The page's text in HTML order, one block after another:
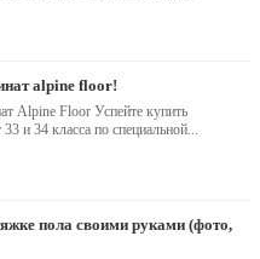
alpine floor!
Alpine Floor Успейте купить
и 34 класса по специальной...